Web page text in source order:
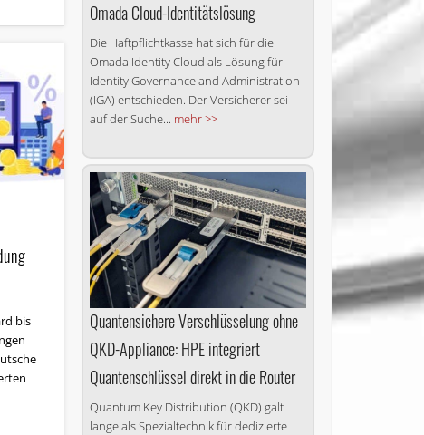
bis
Omada Cloud-Identitätslösung
Die Haftpflichtkasse hat sich für die
Omada Identity Cloud als Lösung für
Identity Governance and Administration
(IGA) entschieden. Der Versicherer sei
auf der Suche... mehr >>
Quantensichere Verschlüsselung ohne
QKD-Appliance: HPE integriert
Quantenschlüssel direkt in die Router
Quantum Key Distribution (QKD) galt
lange als Spezialtechnik für dedizierte